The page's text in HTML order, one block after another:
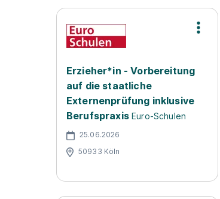
Erzieher*in - Vorbereitung
auf die staatliche
Externenprüfung inklusive
Berufspraxis Euro-Schulen
25.06.2026
50933 Köln